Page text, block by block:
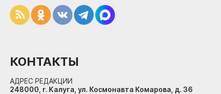
КОНТАКТЫ
АДРЕС РЕДАКЦИИ
248000, г. Калуга, ул. Космонавта Комарова, д. 36